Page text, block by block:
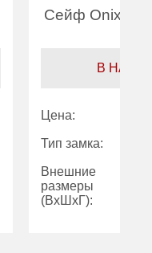
Сейф Onix
В
Цена:
Тип замка:
Внешние
размеры
(ВхШхГ):